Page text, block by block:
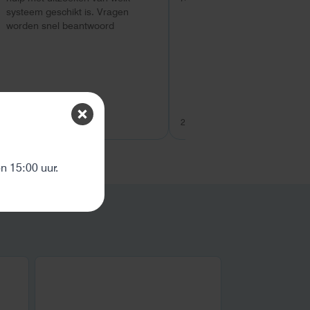
systeem geschikt is. Vragen
worden snel beantwoord
26 juli 2026
15:00 uur.